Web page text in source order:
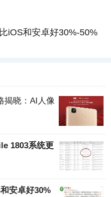
揭晓：AI人像
1803系统更
安卓好30%